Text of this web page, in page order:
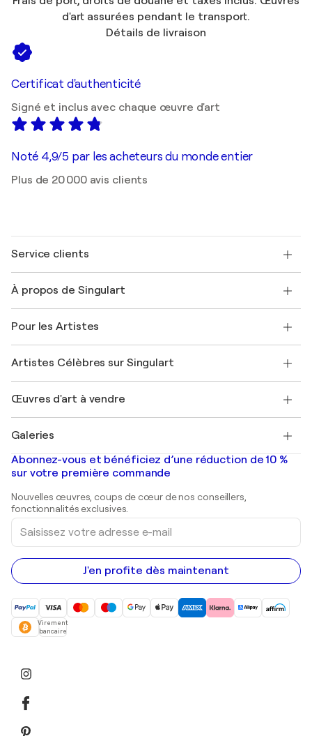
d'art assurées pendant le transport.
Détails de livraison
Certificat d'authenticité
Signé et inclus avec chaque œuvre d'art
Noté 4,9/5 par les acheteurs du monde entier
Plus de 20 000 avis clients
Service clients
Expédition
Offrir une carte cadeau
Rejoignez notre programme commercial
Mon compte
+33 1 76 44 06 42
À propos de Singulart
FAQ
Magazine Singulart
Emplois
Découvrez une sélection d'art original
Pour les Artistes
Se connecter en tant qu'Artiste
Artistes Célèbres sur Singulart
Marc Chagall
Banksy
Mr. Brainwash
Shepard Fairey
Œuvres d'art à vendre
Tableaux abstraits à vendre
Peintures de paysage
Estampes
Peintures acryliques
Galeries
Galeries d'art en France
Galeries d'art en Belgique
Abonnez-vous et bénéficiez d’une réduction de 10 %
sur votre première commande
Nouvelles œuvres, coups de cœur de nos conseillers,
fonctionnalités exclusives.
Saisissez
votre
adresse
e-
mail
J'en profite dès maintenant
Virement
bancaire